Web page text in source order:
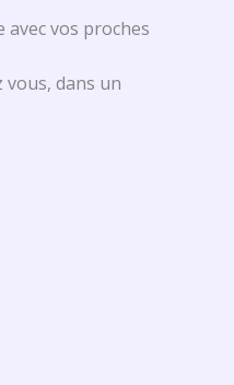
avec vos proches
dans un